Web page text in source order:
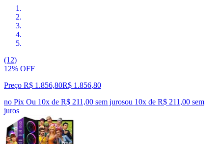
(12)
12% OFF
Preço R$ 1.856,80R$ 1.856,80
no Pix Ou 10x de R$ 211,00 sem jurosou 10x de R$ 211,00 sem
juros